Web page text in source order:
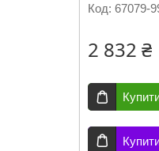
Код: 67079-
2 832 ₴